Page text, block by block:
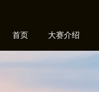
首页 大赛介绍